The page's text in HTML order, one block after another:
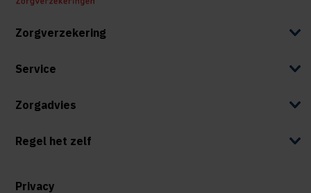
Zorgverzekering
Service
Zorgadvies
Regel het zelf
Privacy